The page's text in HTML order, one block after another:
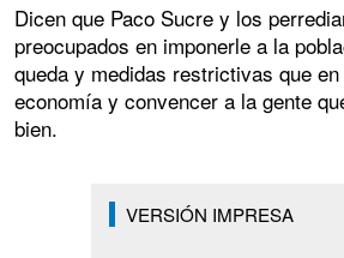
Dicen que Paco Sucre y los
preocupados en imponerle a la
queda y medidas restrictivas que
economía y convencer a la gente
bien.
VERSIÓN IMPRESA